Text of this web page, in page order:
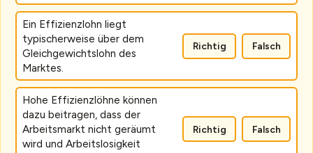
Ein Effizienzlohn liegt
typischerweise über dem
Gleichgewichtslohn des
Marktes.
Richtig Falsch
Hohe Effizienzlöhne können
dazu beitragen, dass der
Arbeitsmarkt nicht geräumt
wird und Arbeitslosigkeit
Richtig Falsch